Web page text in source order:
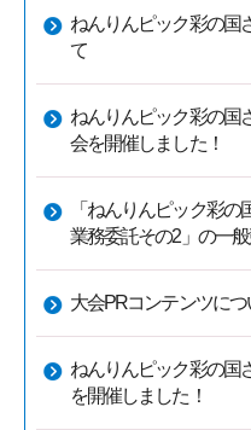
ねんりんピック彩の国
て
ねんりんピック彩の国
会を開催しました！
「ねんりんピック彩
業務委託その2」の一
大会PRコンテンツにつ
ねんりんピック彩の国
を開催しました！